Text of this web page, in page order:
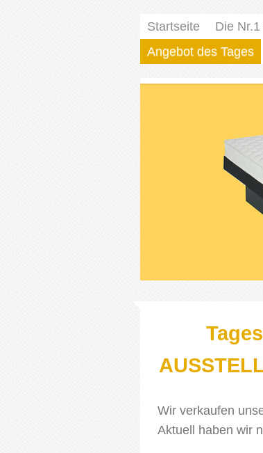
Startseite Die
Angebot des Tages
Wir verkaufen
Aktuell haben wir